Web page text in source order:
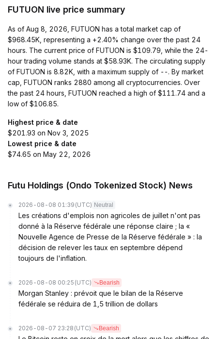
FUTUON live price summary
As of Aug 8, 2026, FUTUON has a total market cap of
$968.45K, representing a +2.40% change over the past 24
hours. The current price of FUTUON is $109.79, while the 24-
hour trading volume stands at $58.93K. The circulating supply
of FUTUON is 8.82K, with a maximum supply of --. By market
cap, FUTUON ranks 2880 among all cryptocurrencies. Over
the past 24 hours, FUTUON reached a high of $111.74 and a
low of $106.85.
Highest price & date
$201.93 on Nov 3, 2025
Lowest price & date
$74.65 on May 22, 2026
Futu Holdings (Ondo Tokenized Stock) News
2026-08-08 01:39 (UTC) Neutral
Les créations d'emplois non agricoles de juillet n'ont pas
donné à la Réserve fédérale une réponse claire ; la «
Nouvelle Agence de Presse de la Réserve fédérale » : la
décision de relever les taux en septembre dépend
toujours de l'inflation.
2026-08-08 00:25 (UTC) Bearish
Morgan Stanley : prévoit que le bilan de la Réserve
fédérale se réduira de 1,5 trillion de dollars
2026-08-07 23:28 (UTC) Bearish